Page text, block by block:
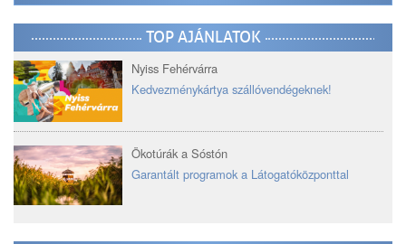
TOP AJÁNLATOK
Nyiss Fehérvárra
Kedvezménykártya szállóvendégeknek!
Ökotúrák a Sóstón
Garantált programok a Látogatóközponttal